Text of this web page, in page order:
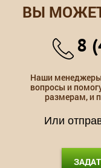
ВЫ
8
Наши
вопросы и
размерам, и
Или